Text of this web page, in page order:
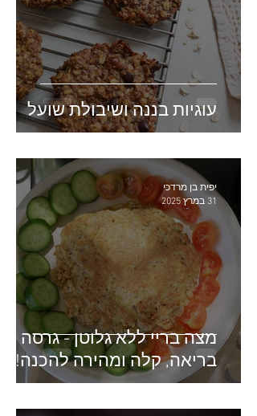
עוגיות בננה ושיבולת שועל
מצה בריי ללא גלוטן - גרסה
בריאה, קלה ומהירה להכנה!
יפית בן מרדכי
31 במרץ 2025